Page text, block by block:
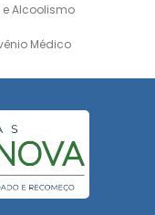
Alcoolismo
Médico
Bradesco